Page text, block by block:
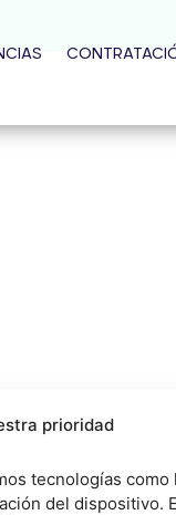
prioridad
tecnologías como
del dispositivo.